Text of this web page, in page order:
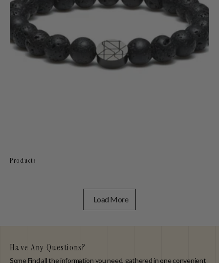
Products
Load More
Have Any Questions?
Some Find all the information you need, gathered in one convenient